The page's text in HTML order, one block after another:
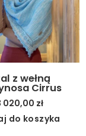
z wełną
Cirrus
020,00 zł
do koszyka